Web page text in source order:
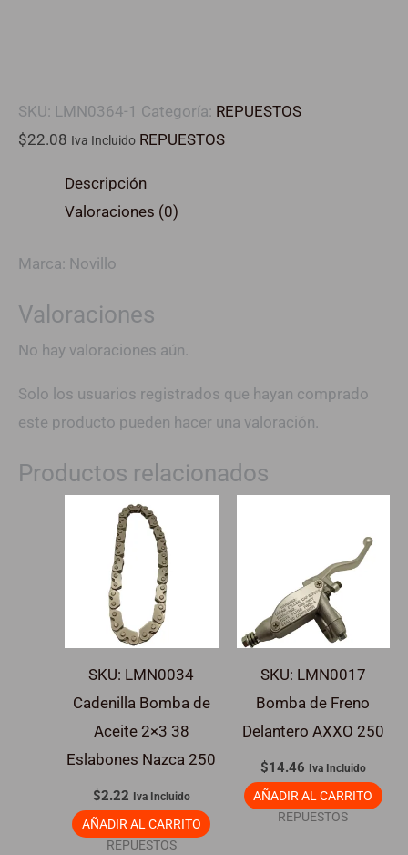
SKU: LMN0364-1 Categoría: REPUESTOS
$22.08 Iva Incluido REPUESTOS
Descripción
Valoraciones (0)
Marca: Novillo
Valoraciones
No hay valoraciones aún.
Solo los usuarios registrados que hayan comprado
este producto pueden hacer una valoración.
Productos relacionados
SKU: LMN0034
Cadenilla Bomba de
Aceite 2×3 38
Eslabones Nazca 250
$2.22 Iva Incluido
AÑADIR AL CARRITO
REPUESTOS
SKU: LMN0017
Bomba de Freno
Delantero AXXO 250
$14.46 Iva Incluido
AÑADIR AL CARRITO
REPUESTOS